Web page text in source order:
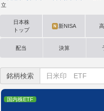
立
日本株
トップ
N 新NISA
配当 決算
銘柄検索
国内株ETF